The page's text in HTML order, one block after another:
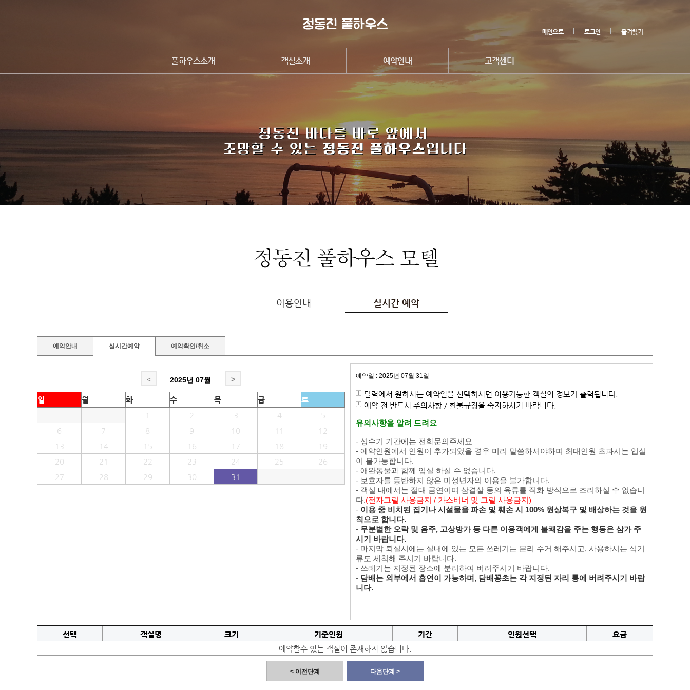
메인으로 로그인 즐겨찾기
풀하우스소개 객실소개 예약안내 고객센터
이용안내 실시간 예약
예약안내 실시간예약 예약확인/취소
< 2025년 07월 >
일 월 화 수 목 금
토
1
2 3 4
5
6
7 8 9 10 11
12
13
14 15 16 17 18
19
20
21 22 23 24 25
26
27
28 29 30 31
예약일 : 2025년 07월 31일
달력에서 원하시는 예약일을 선택하시면 이용가능한 객실의 정보가 출력됩니다.
예약 전 반드시 주의사항 / 환불규정을 숙지하시기 바랍니다.
유의사항을 알려 드려요
- 성수기 기간에는 전화문의주세요
- 예약인원에서 인원이 추가되었을 경우 미리 말씀하셔야하며 최대인원 초과시는 입실
이 불가능합니다.
- 애완동물과 함께 입실 하실 수 없습니다.
- 보호자를 동반하지 않은 미성년자의 이용을 불가합니다.
- 객실 내에서는 절대 금연이며 삼결살 등의 육류를 직화 방식으로 조리하실 수 없습니
다.(전자그릴 사용금지 / 가스버너 및 그릴 사용금지)
- 이용 중 비치된 집기나 시설물을 파손 및 훼손 시 100% 원상복구 및 배상하는 것을 원
칙으로 합니다.
- 무분별한 오락 및 음주, 고상방가 등 다른 이용객에게 불쾌감을 주는 행동은 삼가 주
시기 바랍니다.
- 마지막 퇴실시에는 실내에 있는 모든 쓰레기는 분리 수거 해주시고, 사용하시는 식기
류도 세척해 주시기 바랍니다.
- 쓰레기는 지정된 장소에 분리하여 버려주시기 바랍니다.
- 담배는 외부에서 흡연이 가능하며, 담배꽁초는 각 지정된 자리 통에 버려주시기 바랍
니다.
선택 객실명 크기 기준인원 기간 인원선택
요금
예약할수 있는 객실이 존재하지 않습니다.
< 이전단계 다음단계 >